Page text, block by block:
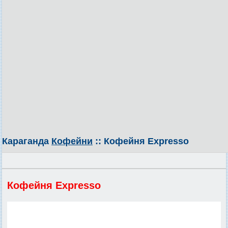
Караганда Кофейни :: Кофейня Expresso
Кофейня Expresso